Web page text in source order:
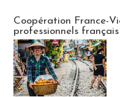
Coopération France-
professionnels